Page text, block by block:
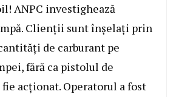
ANPC investighează
Clienții sunt înșelați prin
de carburant pe
fără ca pistolul de
acționat. Operatorul a fost